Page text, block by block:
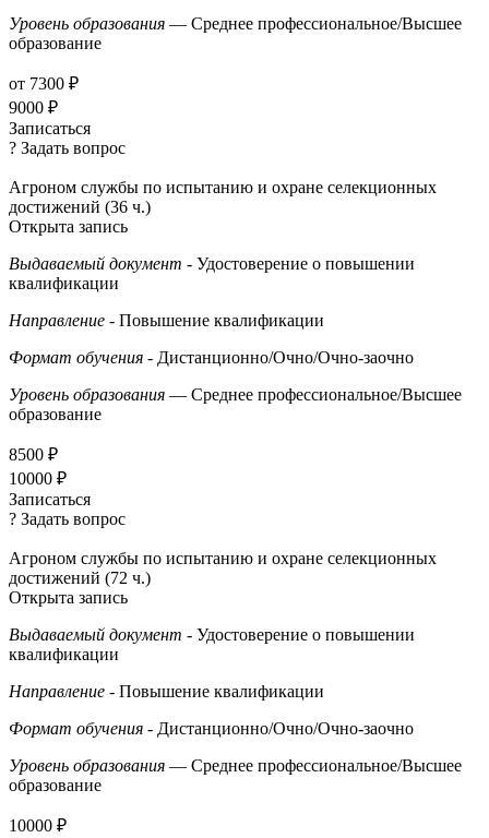
Уровень образования — Среднее профессиональное/Высшее
образование
от 7300 ₽
9000 ₽
Записаться
? Задать вопрос
Агроном службы по испытанию и охране селекционных
достижений (36 ч.)
Открыта запись
Выдаваемый документ - Удостоверение о повышении
квалификации
Направление - Повышение квалификации
Формат обучения - Дистанционно/Очно/Очно-заочно
Уровень образования — Среднее профессиональное/Высшее
образование
8500 ₽
10000 ₽
Записаться
? Задать вопрос
Агроном службы по испытанию и охране селекционных
достижений (72 ч.)
Открыта запись
Выдаваемый документ - Удостоверение о повышении
квалификации
Направление - Повышение квалификации
Формат обучения - Дистанционно/Очно/Очно-заочно
Уровень образования — Среднее профессиональное/Высшее
образование
10000 ₽